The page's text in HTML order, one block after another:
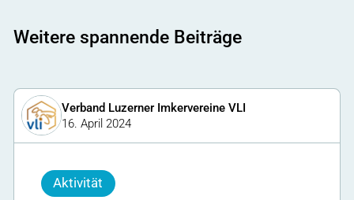
Weitere spannende Beiträge
Verband Luzerner Imkervereine VLI
16. April 2024
Aktivität